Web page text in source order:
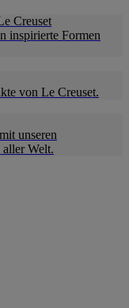
Creuset
inspirierte Formen
von Le Creuset.
unseren
aller Welt.